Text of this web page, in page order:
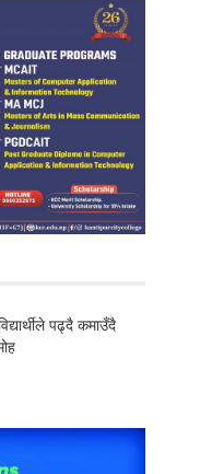
पढ्दै कमाउँदै